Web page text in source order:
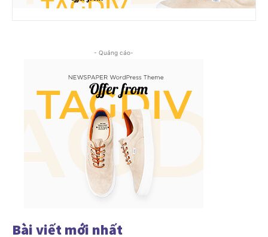
- Quảng cáo-
Bài viết mới nhất